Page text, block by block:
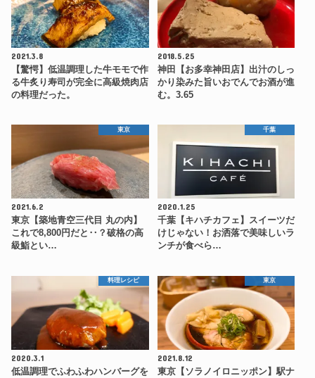
2021.3.8
【驚愕】低温調理した牛モモで作
る牛炙り寿司が完全に高級焼肉店
の料理だった。
2018.5.25
神田【お多幸神田店】出汁のしっ
かり染みた旨いおでんでお酒が進
む。3.65
東京
2021.6.2
東京【築地青空三代目 丸の内】
これで8,800円だと‥？破格の高
級鮨とい…
千葉
2020.1.25
千葉【キハチカフェ】スイーツだ
けじゃない！お洒落で美味しいラ
ンチが食べら…
料理レシピ
2020.3.1
低温調理でふわふわハンバーグを
東京
2021.8.12
東京【ソラノイロニッポン】駅ナ